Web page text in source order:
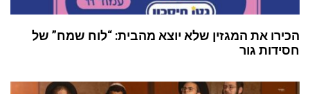
הכירו את המגזין שלא יוצא מהבית: “לוח שמח” של
חסידות גור